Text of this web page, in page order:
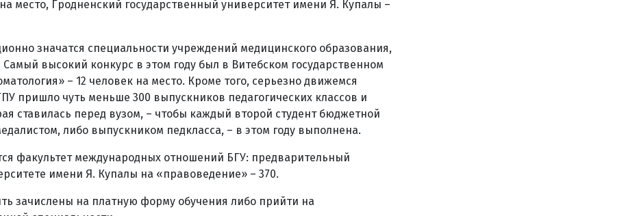
место, Гродненский государственный университет имени Я. Купалы –
значатся специальности учреждений медицинского образования,
Самый высокий конкурс в этом году был в Витебском государственном
– 12 человек на место. Кроме того, серьезно движемся
пришло чуть меньше 300 выпускников педагогических классов и
ставилась перед вузом, – чтобы каждый второй студент бюджетной
либо выпускником педкласса, – в этом году выполнена.
факультет международных отношений БГУ: предварительный
имени Я. Купалы на «правоведение» – 370.
зачислены на платную форму обучения либо прийти на